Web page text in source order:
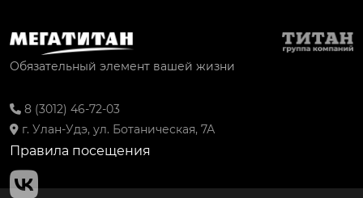
Обязательный элемент вашей жизни
8 (3012) 46-72-03
г. Улан-Удэ, ул. Ботаническая, 7А
Правила посещения